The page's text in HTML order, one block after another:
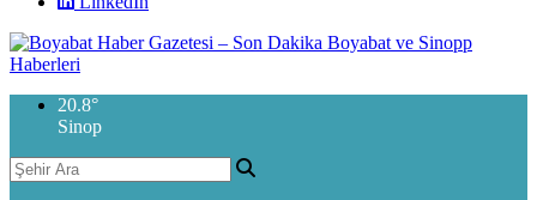
20.8°
Sinop